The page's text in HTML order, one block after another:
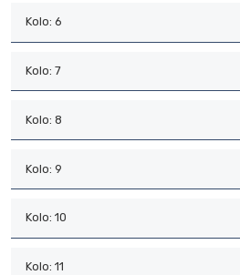
Kolo: 6
Kolo: 7
Kolo: 8
Kolo: 9
Kolo: 10
Kolo: 11